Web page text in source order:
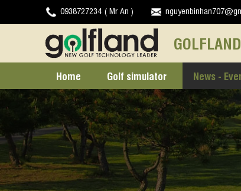
0938727234 ( Mr An )
Home Golf simulator News -